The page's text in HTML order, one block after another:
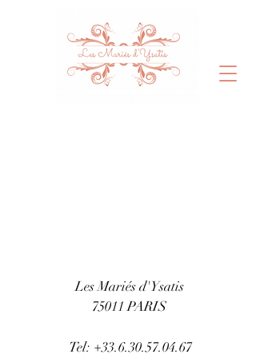
Les Mariés d'Ysatis
75011 PARIS
Tel: +33.6.30.57.04.67